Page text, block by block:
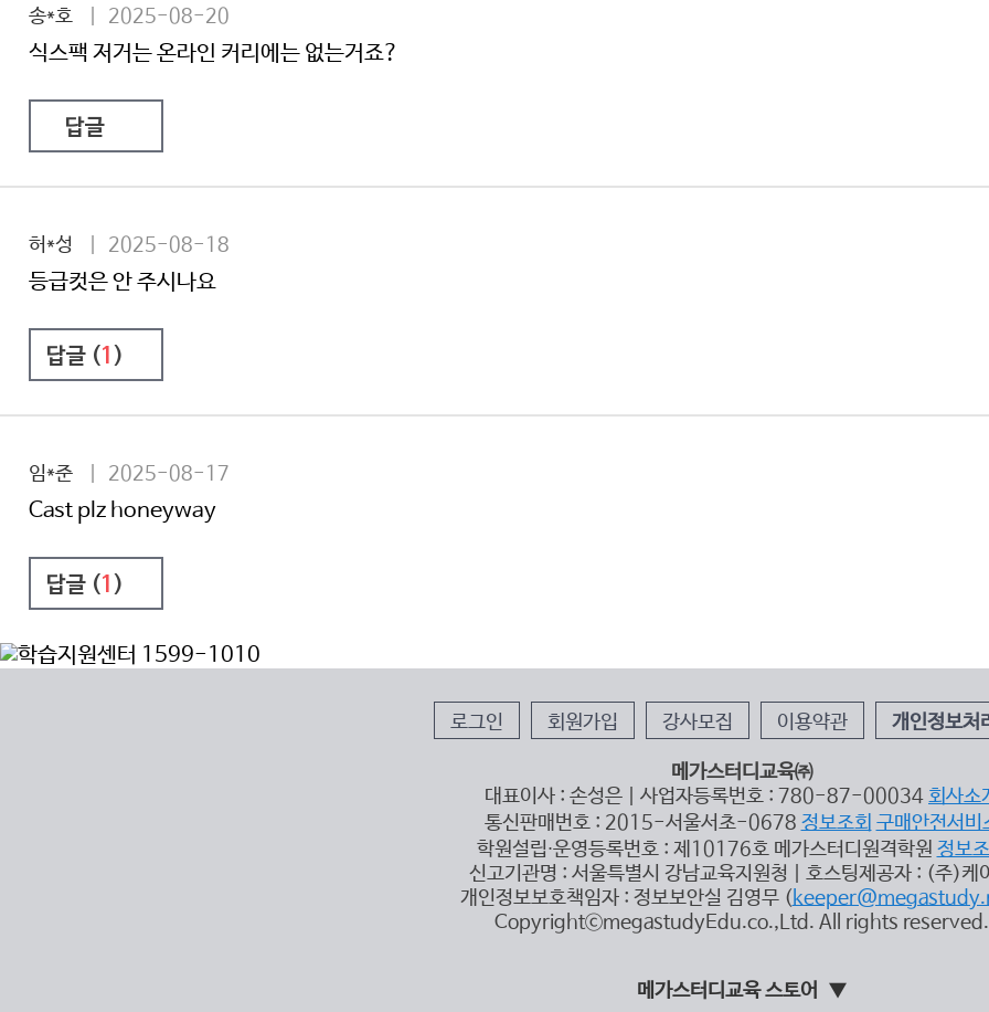
송*호 | 2025-08-20
식스팩 저거는 온라인 커리에는 없는거죠?
답글
허*성 | 2025-08-18
등급컷은 안 주시나요
답글 (1 )
임*준 | 2025-08-17
Cast plz honeyway
답글 (1 )
로그인 회원가입 강사모집 이용약관 개인정보처
메가스터디교육㈜
대표이사 : 손성은 | 사업자등록번호 : 780-87-00034 회사소
통신판매번호 : 2015-서울서초-0678 정보조회 구매안전서비
학원설립∙운영등록번호 : 제10176호 메가스터디원격학원 정보
신고기관명 : 서울특별시 강남교육지원청 | 호스팅제공자 : (주)케
개인정보보호책임자 : 정보보안실 김영무 (
CopyrightⓒmegastudyEdu.co.,Ltd. All rights reserved.
메가스터디교육 스토어